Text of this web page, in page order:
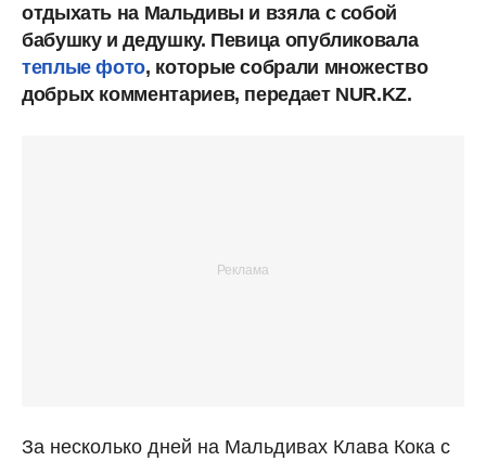
отдыхать на Мальдивы и взяла с собой
бабушку и дедушку. Певица опубликовала
теплые фото, которые собрали множество
добрых комментариев, передает NUR.KZ.
За несколько дней на Мальдивах Клава Кока с